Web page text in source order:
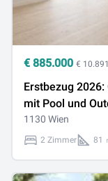
€ 885.000 €
Erstbezug
mit Pool und
1130 Wien
2 Zimmer 81